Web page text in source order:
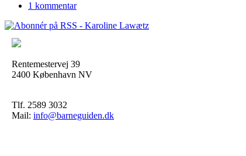
1 kommentar
Rentemestervej 39
2400 København NV
Tlf. 2589 3032
Mail: info@barneguiden.dk